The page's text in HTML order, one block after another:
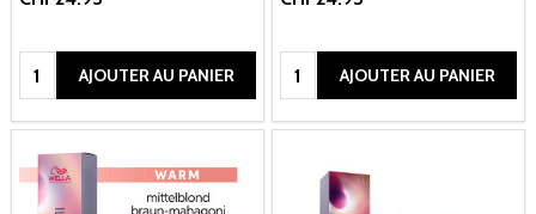
Quantité:AJOUTER AU PANIER Quantité:AJOUTER AU PANIER